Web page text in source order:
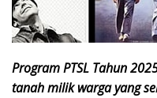
Program PTSL Tahun
tanah milik warga yang